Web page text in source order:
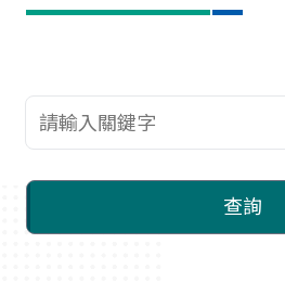
查詢關鍵字
查詢